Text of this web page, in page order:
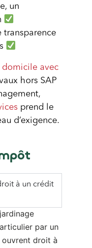
un
transparence
domicile avec
hors SAP
prend le
d’exigence.
à un crédit
par un
ouvrent droit à